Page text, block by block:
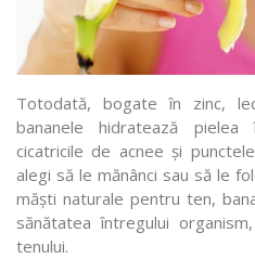
Totodată, bogate în zinc,
bananele hidratează pielea
cicatricile de acnee și
alegi să le mănânci sau să le
măști naturale pentru ten,
sănătatea întregului
tenului.